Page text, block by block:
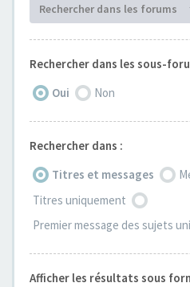
Rechercher dans les forums
Rechercher dans les sous-
Oui
Non
Rechercher dans :
Titres et messages
Titres uniquement
Premier message des sujets
Afficher les résultats sous